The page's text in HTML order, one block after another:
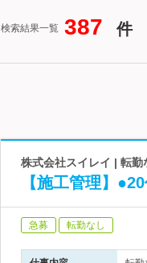
検索結果一覧 387 件
株式会社スイレイ | 転勤
【施工管理】
急募 転勤なし